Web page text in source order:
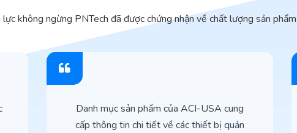
lực không ngừng PNTech đã được chứng nhận về chất lượng sản
Danh mục sản phẩm của ACI-USA cung
cấp thông tin chi tiết về các thiết bị quản